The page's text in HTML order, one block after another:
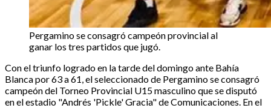
Pergamino se consagró campeón provincial al
ganar los tres partidos que jugó.
Con el triunfo logrado en la tarde del domingo ante Bahía
Blanca por 63 a 61, el seleccionado de Pergamino se consagró
campeón del Torneo Provincial U15 masculino que se disputó
en el estadio "Andrés 'Pickle' Gracia" de Comunicaciones. En el